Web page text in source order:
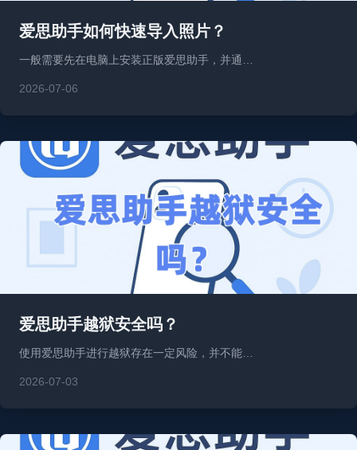
爱思助手如何快速导入照片？
一般需要先在电脑上安装正版爱思助手，并通…
2026-07-06
爱思助手越狱安全吗？
使用爱思助手进行越狱存在一定风险，并不能…
2026-07-03